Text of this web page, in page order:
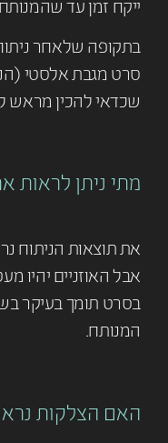
ייקח זמן עד
בתקופה שלאחר
סרט מגבת אלסטי
שכדאי להכין מראש
מתי ניתן לראות
את תוצאות הניתוח
אבל האוזניים יהיו
בסרט תומך בעיקר
המנותח.
האם הצלקות